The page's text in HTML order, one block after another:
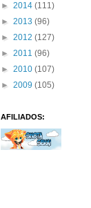
► 2014 (111)
► 2013 (96)
► 2012 (127)
► 2011 (96)
► 2010 (107)
► 2009 (105)
AFILIADOS: